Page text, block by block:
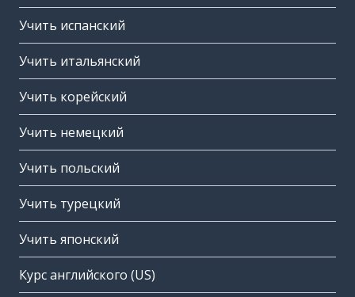
Учить испанский
Учить итальянский
Учить корейский
Учить немецкий
Учить польский
Учить турецкий
Учить японский
Курс английского (US)